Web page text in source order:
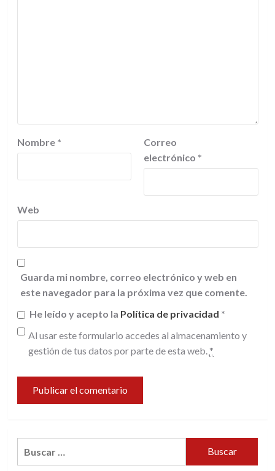
Nombre *
Correo
electrónico *
Web
Guarda mi nombre, correo electrónico y web en
este navegador para la próxima vez que comente.
He leído y acepto la Política de privacidad *
Al usar este formulario accedes al almacenamiento y
gestión de tus datos por parte de esta web. *